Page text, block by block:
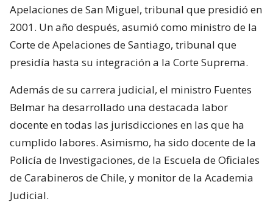
Apelaciones de San Miguel, tribunal que presidió en
2001. Un año después, asumió como ministro de la
Corte de Apelaciones de Santiago, tribunal que
presidía hasta su integración a la Corte Suprema.
Además de su carrera judicial, el ministro Fuentes
Belmar ha desarrollado una destacada labor
docente en todas las jurisdicciones en las que ha
cumplido labores. Asimismo, ha sido docente de la
Policía de Investigaciones, de la Escuela de Oficiales
de Carabineros de Chile, y monitor de la Academia
Judicial.